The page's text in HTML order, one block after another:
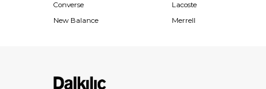
Converse
New Balance
Lacoste
Merrell